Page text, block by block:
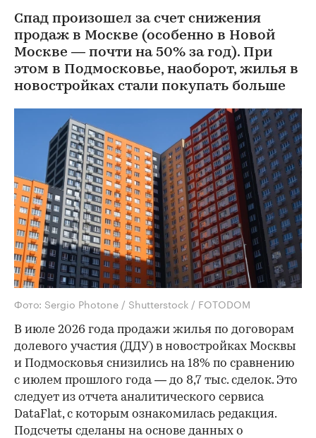
Спад произошел за счет снижения
продаж в Москве (особенно в Новой
Москве — почти на 50% за год). При
этом в Подмосковье, наоборот, жилья в
новостройках стали покупать больше
Фото: Sergio Photone / Shutterstock / FOTODOM
В июле 2026 года продажи жилья по договорам
долевого участия (ДДУ) в новостройках Москвы
и Подмосковья снизились на 18% по сравнению
с июлем прошлого года — до 8,7 тыс. сделок. Это
следует из отчета аналитического сервиса
DataFlat, с которым ознакомилась редакция.
Подсчеты сделаны на основе данных о